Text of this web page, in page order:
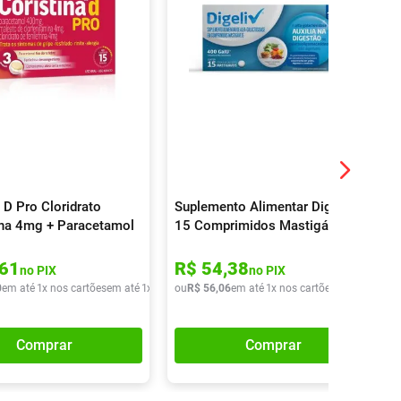
Pro Cloridrato
4mg + Paracetamol
4mg 16
no PIX
em até 1x nos cartõesem até 1x de R$ 42,90
Comprar
Suplemento Alimentar Digeliv
15 Comprimidos Mastigáveis
R$ 54,38no PIX
ou R$ 56,06em até 1x nos cartões
Comprar